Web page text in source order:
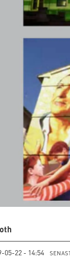
05-22 - 14:54